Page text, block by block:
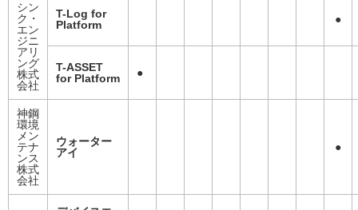
シン
ク・
エン
ジニ
アリ
ング
株式
会社
T-Log for
Platform
●
T-ASSET
for Platform
●
神鋼
環境
メン
テナ
ンス
株式
会社
ウォーター
アイ
●